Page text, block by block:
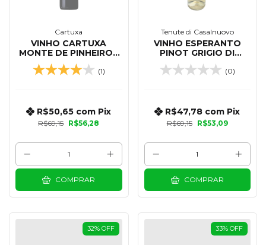
Cartuxa
VINHO CARTUXA
MONTE DE PINHEIROS
TINTO 750 ML
(1)
R$69,15 R$56,28
R$50,65 com Pix
COMPRAR
Tenute di Casalnuovo
VINHO ESPERANTO
PINOT GRIGIO DI
PUGLIA IGT 750 ML
(0)
R$69,15 R$53,09
R$47,78 com Pix
COMPRAR
32% OFF 33% OFF